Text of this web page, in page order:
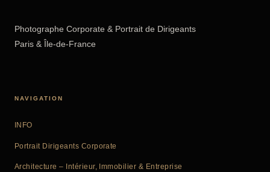
Photographe Corporate & Portrait de Dirigeants
Paris & Île-de-France
NAVIGATION
INFO
Portrait Dirigeants Corporate
Architecture – Intérieur, Immobilier & Entreprise